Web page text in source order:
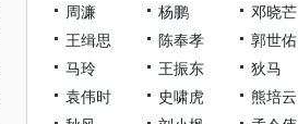
周濂
杨鹏
邓晓芒
王缉思
陈奉孝
郭世佑
马玲
王振东
狄马
袁伟时
史啸虎
熊培云